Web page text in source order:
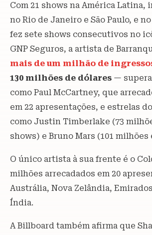
Com 21 shows na América
no Rio de Janeiro e São Paulo, e
fez sete shows consecutivos no
GNP Seguros, a artista de
mais de um milhão de
130 milhões de dólares —
como Paul McCartney, que
em 22 apresentações, e estrelas
como Justin Timberlake (73
shows) e Bruno Mars (101 milhões
O único artista à sua frente é o
milhões arrecadados em 20
Austrália, Nova Zelândia,
Índia.
A Billboard também afirma que